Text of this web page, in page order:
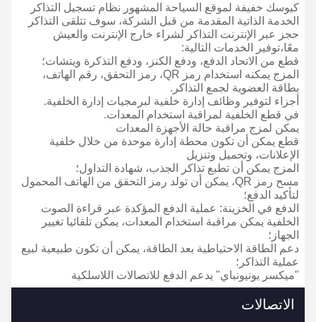
كيوسك خفيفة لموقع السياحة المشهور نظام تسجيل التذاكر
الخدمة الذاتية المقدمة من قبل الشركة، سوف تتلقى التذاكر
حجز عبر الإنترنت التذاكر لشراء خارج الإنترنت والعيش
معًا،توفير الخدمات التالية:
قطع من الاتحاد الدفع، ودفع الكنز، ودفع التذكرة ويتشات؛
المزج يمكنه استخدام رمز QR، رمز التحقق، رقم الهاتف،
بطاقة العضوية لجمع التذاكر.
أجزاء لتوفير وظائف إدارة خلفية لبرمجيات إدارة الخلفية.
في قطع الخلفية لمراقبة استخدام المعدات.
يمكن لمزج مراقبة حالة الأجهزة المعدات
قطع يمكن أن تكون محطة إدارة موحدة من خلال خلفية
الإعلانات، وتحميل وتنزيل
المزج يمكن أن تطبع تذاكر الجذب، شهادة التداول؛
مسح رمز QR، يمكن أن تولد رمز التحقق من الهاتف المحمول
لتأكيد الدفع؛
الدفع في الخزينة: عملية الدفع المؤكدة عبر قراءة الصوت
الخلفية يمكن مراقبة استخدام المعدات، يمكن تلقائيا تغيير
الجهاز؛
دعم الطاقة الاحتياطية بعد الطاقة، يمكن أن تكون طبيعية لبيع
عملية التذاكر؛
"ميكسر يونيونباي" يدعم الدفع للاتصالات اللاسلكية
الاتصالات